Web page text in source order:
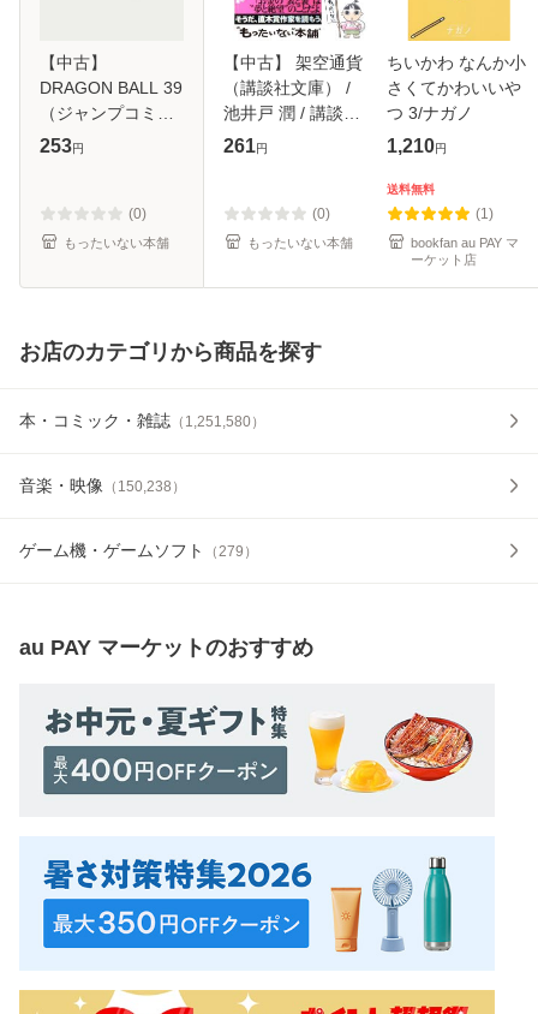
【中古】
DRAGON BALL 39
（ジャンプコミッ
クス） / 鳥山 明 /
料】
253円
(0)
もったいない本舗
【中古】 架空通貨
（講談社文庫） /
池井戸 潤 / 講談社
[文庫]【メール便送
261円
(0)
もったいない本舗
ちいかわ なんか小
さくてかわいいや
つ 3/ナガノ
1,210円
送料無料
(1)
bookfan au PAY マ
ーケット店
お店のカテゴリから商品を探す
本・コミック・雑誌 （ 1,251,580）
音楽・映像 （ 150,238 ）
ゲーム機・ゲームソフト （279 ）
au PAY マーケットのおすすめ